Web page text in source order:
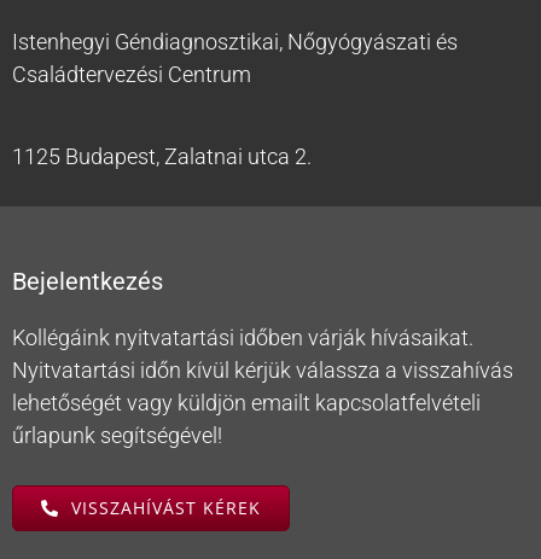
Istenhegyi Géndiagnosztikai, Nőgyógyászati és
Családtervezési Centrum
1125 Budapest, Zalatnai utca 2.
Bejelentkezés
Kollégáink nyitvatartási időben várják hívásaikat.
Nyitvatartási időn kívül kérjük válassza a visszahívás
lehetőségét vagy küldjön emailt kapcsolatfelvételi
űrlapunk segítségével!
VISSZAHÍVÁST KÉREK